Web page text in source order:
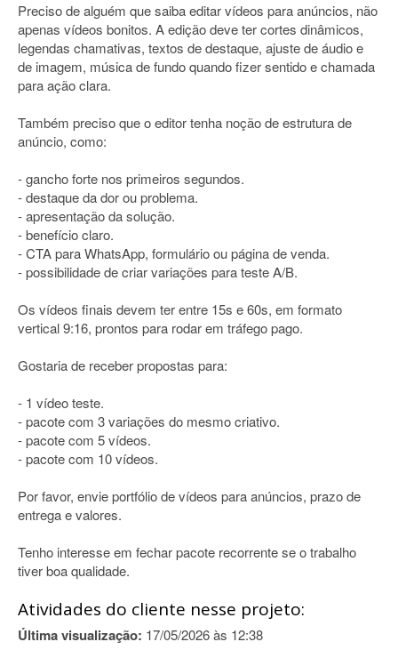
Preciso de alguém que saiba editar vídeos para anúncios, não
apenas vídeos bonitos. A edição deve ter cortes dinâmicos,
legendas chamativas, textos de destaque, ajuste de áudio e
de imagem, música de fundo quando fizer sentido e chamada
para ação clara.
Também preciso que o editor tenha noção de estrutura de
anúncio, como:
- gancho forte nos primeiros segundos.
- destaque da dor ou problema.
- apresentação da solução.
- benefício claro.
- CTA para WhatsApp, formulário ou página de venda.
- possibilidade de criar variações para teste A/B.
Os vídeos finais devem ter entre 15s e 60s, em formato
vertical 9:16, prontos para rodar em tráfego pago.
Gostaria de receber propostas para:
- 1 vídeo teste.
- pacote com 3 variações do mesmo criativo.
- pacote com 5 vídeos.
- pacote com 10 vídeos.
Por favor, envie portfólio de vídeos para anúncios, prazo de
entrega e valores.
Tenho interesse em fechar pacote recorrente se o trabalho
tiver boa qualidade.
Atividades do cliente nesse projeto:
Última visualização: 17/05/2026 às 12:38